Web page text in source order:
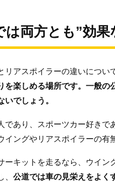
は両方とも”効果
リアスポイラーの違いについ
を楽しめる場所です。一般の
いでしょう。
であり、スポーツカー好きで
イングやリアスポイラーの有
ーキットを走るなら、ウイン
公道では車の見栄えをよく